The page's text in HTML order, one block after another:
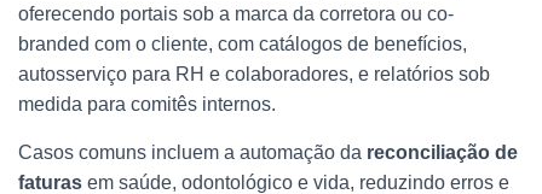
oferecendo portais sob a marca da corretora ou co-
branded com o cliente, com catálogos de benefícios,
autosserviço para RH e colaboradores, e relatórios sob
medida para comitês internos.
Casos comuns incluem a automação da reconciliação de
faturas em saúde, odontológico e vida, reduzindo erros e